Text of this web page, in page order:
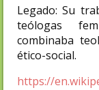
Legado: Su
teólogas
combinaba
ético-social.
https://